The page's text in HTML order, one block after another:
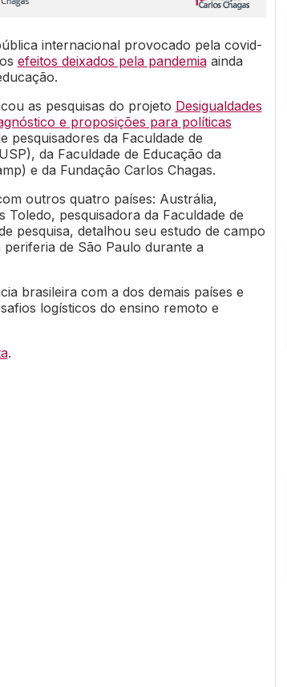
internacional provocado pela covid-
efeitos deixados pela pandemiaainda
as pesquisas do projeto Desigualdades
e proposições para políticas
pesquisadores da Faculdade de
da Faculdade de Educação da
e da Fundação Carlos Chagas.
outros quatro países: Austrália,
Toledo, pesquisadora da Faculdade de
pesquisa, detalhou seu estudo de campo
de São Paulo durante a
brasileira com a dos demais países e
logísticos do ensino remoto e
.